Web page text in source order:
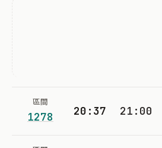
區間
1278 20:37 21:00